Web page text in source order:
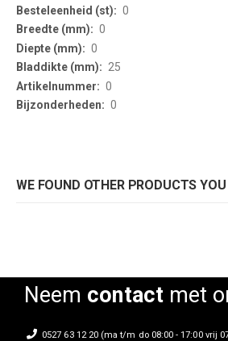
0
0
0
25
0
0
WE FOUND OTHER PRODUCTS
Neem contactmet
0527 63 12 20 (ma t/m do 08:00 - 17:00 vrij